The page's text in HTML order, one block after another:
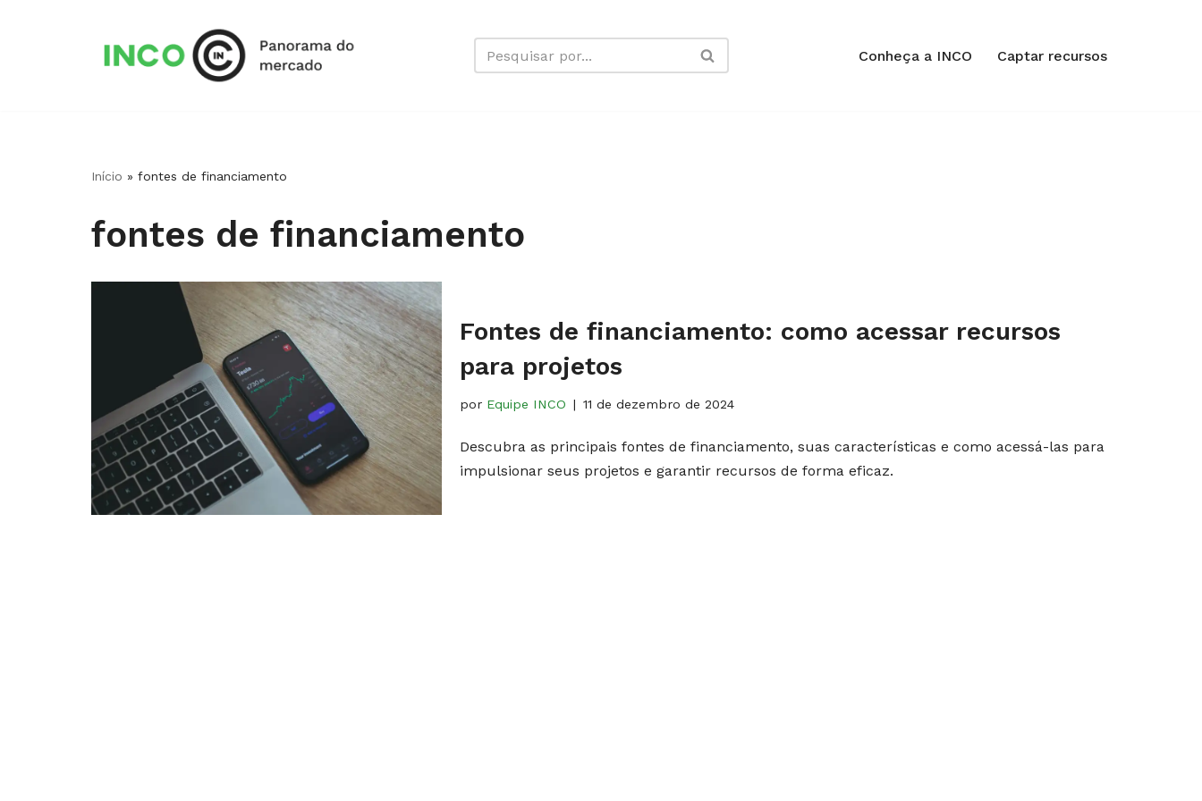
Conheça a INCO Captar recursos
Início » fontes de financiamento
fontes de financiamento
Fontes de financiamento: como acessar recursos
para projetos
por Equipe INCO 11 de dezembro de 2024
Descubra as principais fontes de financiamento, suas características e como acessá-las para
impulsionar seus projetos e garantir recursos de forma eficaz.